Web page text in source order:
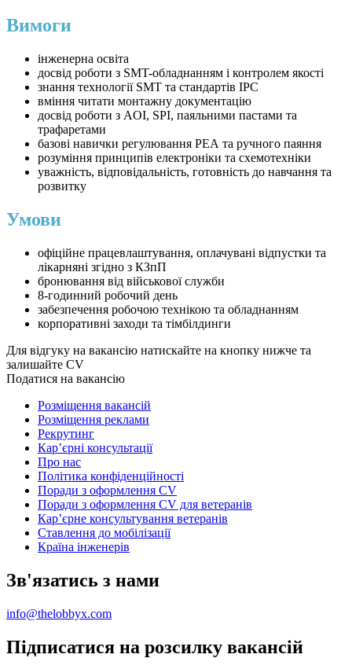
Вимоги
інженерна освіта
досвід роботи з SMT-обладнанням і контролем якості
знання технології SMT та стандартів IPC
вміння читати монтажну документацію
досвід роботи з AOI, SPI, паяльними пастами та
трафаретами
базові навички регулювання РЕА та ручного паяння
розуміння принципів електроніки та схемотехніки
уважність, відповідальність, готовність до навчання та
розвитку
Умови
офіційне працевлаштування, оплачувані відпустки та
лікарняні згідно з КЗпП
бронювання від військової служби
8-годинний робочий день
забезпечення робочою технікою та обладнанням
корпоративні заходи та тімбілдинги
Для відгуку на вакансію натискайте на кнопку нижче та
залишайте CV
Податися на вакансію
Розміщення вакансій
Розміщення реклами
Рекрутинг
Карʼєрні консультації
Про нас
Політика конфіденційності
Поради з оформлення CV
Поради з оформлення CV для ветеранів
Карʼєрне консультування ветеранів
Ставлення до мобілізації
Країна інженерів
Зв'язатись з нами
info@thelobbyx.com
Підписатися на розсилку вакансій